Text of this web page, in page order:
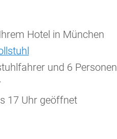
Hotel in München
und 6 Personen
17 Uhr geöffnet